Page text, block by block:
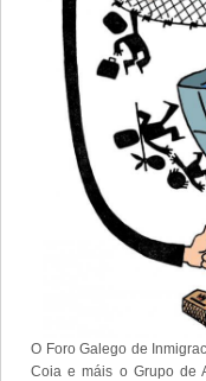
O Foro Galego de
Coia e máis o Grupo de